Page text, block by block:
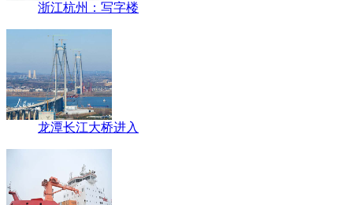
浙江杭州：写字楼
龙潭长江大桥进入